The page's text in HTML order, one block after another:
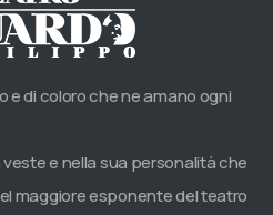
e di coloro che ne amano ogni
e nella sua personalità che
maggiore esponente del teatro